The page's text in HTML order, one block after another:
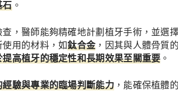
石。
，醫師能夠精確地計劃植牙手術，並選
用的材料，如鈦合金，因其與人體骨質
提高植牙的穩定性和長期效果至關重要 。
驗與專業的臨場判斷能力，能確保植體